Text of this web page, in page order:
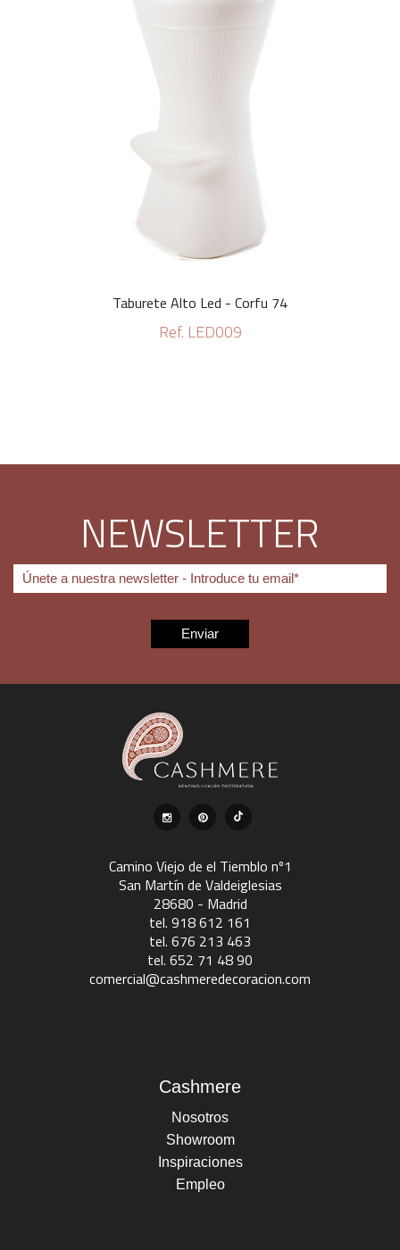
Taburete Alto Led - Corfu 74
Ref. LED009
NEWSLETTER
Camino Viejo de el Tiemblo nº1
San Martín de Valdeiglesias
28680 - Madrid
tel. 918 612 161
tel. 676 213 463
tel. 652 71 48 90
comercial@cashmeredecoracion.com
Cashmere
Nosotros
Showroom
Inspiraciones
Empleo